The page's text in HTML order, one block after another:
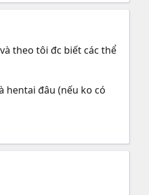
theo tôi đc biết các thể
hentai đâu (nếu ko có